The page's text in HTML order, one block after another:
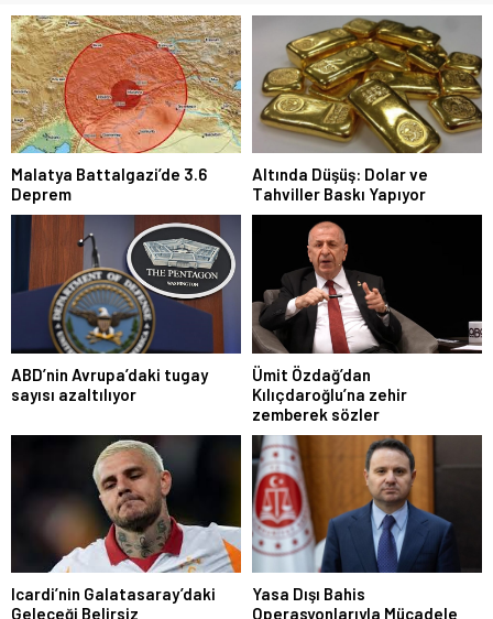
Malatya Battalgazi’de 3.6
Deprem
Altında Düşüş: Dolar ve
Tahviller Baskı Yapıyor
ABD’nin Avrupa’daki tugay
sayısı azaltılıyor
Ümit Özdağ’dan
Kılıçdaroğlu’na zehir
zemberek sözler
Icardi’nin Galatasaray’daki
Geleceği Belirsiz
Yasa Dışı Bahis
Operasyonlarıyla Mücadele